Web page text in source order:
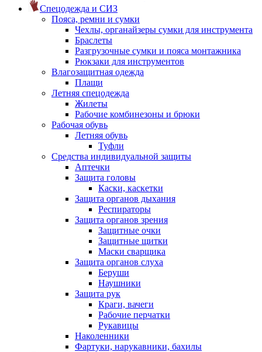
Спецодежда и СИЗ
Пояса, ремни и сумки
Чехлы, органайзеры сумки для инструмента
Браслеты
Разгрузочные сумки и пояса монтажника
Рюкзаки для инструментов
Влагозащитная одежда
Плащи
Летняя спецодежда
Жилеты
Рабочие комбинезоны и брюки
Рабочая обувь
Летняя обувь
Туфли
Средства индивидуальной защиты
Аптечки
Защита головы
Каски, каскетки
Защита органов дыхания
Респираторы
Защита органов зрения
Защитные очки
Защитные щитки
Маски сварщика
Защита органов слуха
Беруши
Наушники
Защита рук
Краги, вачеги
Рабочие перчатки
Рукавицы
Наколенники
Фартуки, нарукавники, бахилы